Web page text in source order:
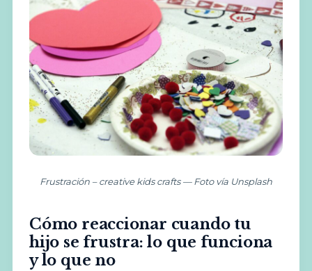
Frustración – creative kids crafts — Foto vía Unsplash
Cómo reaccionar cuando tu
hijo se frustra: lo que funciona
y lo que no